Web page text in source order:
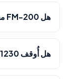
هل FM-200 محظور في الإمارات؟
هل أُوقف Novec 1230 وهل ما زال متاحاً؟